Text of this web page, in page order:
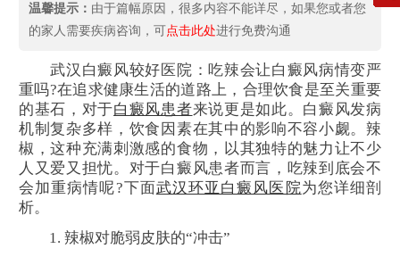
温馨提示： 由于篇幅原因，很多内容不能详尽，如果您或者您
的家人需要疾病咨询，可点击此处进行免费沟通
武汉白癜风较好医院：吃辣会让白癜风病情变严
重吗?在追求健康生活的道路上，合理饮食是至关重要
的基石，对于白癜风患者来说更是如此。白癜风发病
机制复杂多样，饮食因素在其中的影响不容小觑。辣
椒，这种充满刺激感的食物，以其独特的魅力让不少
人又爱又担忧。对于白癜风患者而言，吃辣到底会不
会加重病情呢?下面武汉环亚白癜风医院为您详细剖
析。
1. 辣椒对脆弱皮肤的“冲击”